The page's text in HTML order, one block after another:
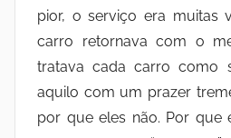
pior, o serviço era muitas
carro retornava com o
tratava cada carro como
aquilo com um prazer
por que eles não. Por que